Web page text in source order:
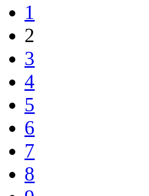
1
2
3
4
5
6
7
8